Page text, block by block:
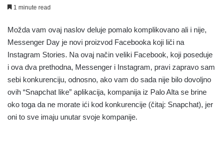
1 minute read
Možda vam ovaj naslov deluje pomalo komplikovano ali i nije,
Messenger Day je novi proizvod Facebooka koji liči na
Instagram Stories. Na ovaj način veliki Facebook, koji poseduje
i ova dva prethodna, Messenger i Instagram, pravi zapravo sam
sebi konkurenciju, odnosno, ako vam do sada nije bilo dovoljno
ovih “Snapchat like” aplikacija, kompanija iz Palo Alta se brine
oko toga da ne morate ići kod konkurencije (čitaj: Snapchat), jer
oni to sve imaju unutar svoje kompanije.